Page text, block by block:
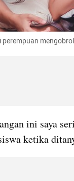
perempuan
ini saya
ketika